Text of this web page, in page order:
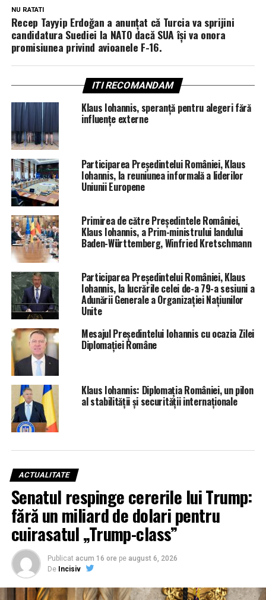
NU RATATI
Recep Tayyip Erdoğan a anunţat că Turcia va sprijini
candidatura Suediei la NATO dacă SUA îşi va onora
promisiunea privind avioanele F-16.
ITI RECOMANDAM
Klaus Iohannis, speranță pentru alegeri fără
influențe externe
Participarea Președintelui României, Klaus
Iohannis, la reuniunea informală a liderilor
Uniunii Europene
Primirea de către Președintele României,
Klaus Iohannis, a Prim-ministrului landului
Baden-Württemberg, Winfried Kretschmann
Participarea Președintelui României, Klaus
Iohannis, la lucrările celei de-a 79-a sesiuni a
Adunării Generale a Organizației Națiunilor
Unite
Mesajul Președintelui Iohannis cu ocazia Zilei
Diplomației Române
Klaus Iohannis: Diplomația României, un pilon
al stabilității și securității internaționale
ACTUALITATE
Senatul respinge cererile lui Trump:
fără un miliard de dolari pentru
cuirasatul „Trump-class”
Publicat acum 16 ore pe august 6, 2026
De Incisiv